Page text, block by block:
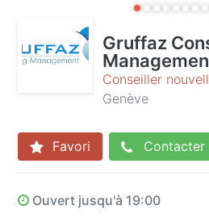
Gruffaz
Conseiller
Genève
Favori Contacter
Ouvert jusqu'à 19:00